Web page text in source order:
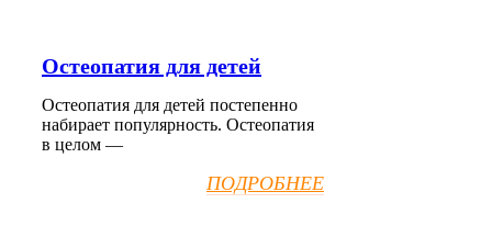
Остеопатия для детей
Остеопатия для детей постепенно
набирает популярность. Остеопатия
в целом —
ПОДРОБНЕЕ